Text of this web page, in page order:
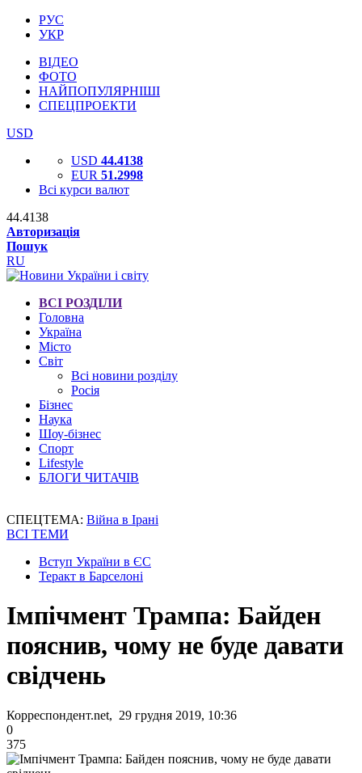
РУС
УКР
ВІДЕО
ФОТО
НАЙПОПУЛЯРНІШІ
СПЕЦПРОЕКТИ
USD
USD 44.4138
EUR 51.2998
Всі курси валют
44.4138
Авторизація
Пошук
RU
ВСІ РОЗДІЛИ
Головна
Україна
Місто
Світ
Всі новини розділу
Росія
Бізнес
Наука
Шоу-бізнес
Спорт
Lifestyle
БЛОГИ ЧИТАЧІВ
СПЕЦТЕМА: Війна в Ірані
ВСІ ТЕМИ
Вступ України в ЄС
Теракт в Барселоні
Імпічмент Трампа: Байден
пояснив, чому не буде давати
свідчень
Корреспондент.net, 29 грудня 2019, 10:36
0
375